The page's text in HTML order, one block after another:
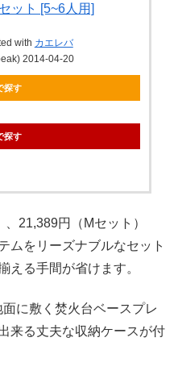
ット [5~6人用]
with カエレバ
2014-04-20
探す
探す
21,389円（Mセット）
ムをリーズナブルなセット
える手間が省けます。
に敷く焚火台ベースプレ
来る丈夫な収納ケースが付